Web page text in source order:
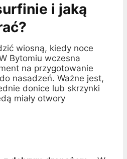
i jaką
wiosną, kiedy noce
Bytomiu wczesna
na przygotowanie
nasadzeń. Ważne jest,
donice lub skrzynki
miały otwory